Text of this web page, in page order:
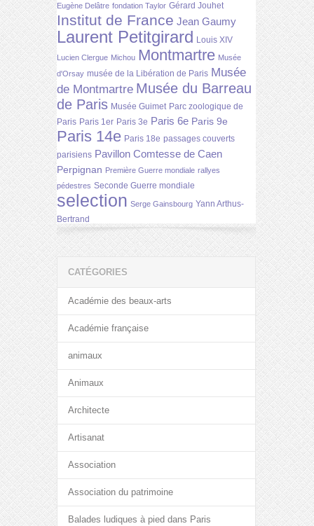
Eugène Delâtre fondation Taylor Gérard Jouhet
Institut de France Jean Gaumy
Laurent Petitgirard Louis XIV
Lucien Clergue Michou Montmartre Musée
d'Orsay musée de la Libération de Paris Musée
de Montmartre Musée du Barreau
de Paris Musée Guimet Parc zoologique de
Paris Paris 1er Paris 3e Paris 6e Paris 9e
Paris 14e Paris 18e passages couverts
parisiens Pavillon Comtesse de Caen
Perpignan Première Guerre mondiale rallyes
pédestres Seconde Guerre mondiale
selection Serge Gainsbourg Yann Arthus-
Bertrand
CATÉGORIES
Académie des beaux-arts
Académie française
animaux
Animaux
Architecte
Artisanat
Association
Association du patrimoine
Balades ludiques à pied dans Paris